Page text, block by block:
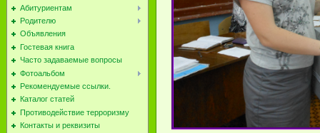
Абитуриентам
Родителю
Объявления
Гостевая книга
Часто задаваемые вопросы
Фотоальбом
Рекомендуемые ссылки.
Каталог статей
Противодействие терроризму
Контакты и реквизиты